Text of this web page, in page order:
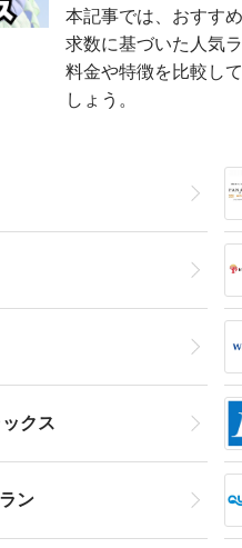
本記事では、おすす
求数に基づいた人気
料金や特徴を比較し
しょう。
クス
ン